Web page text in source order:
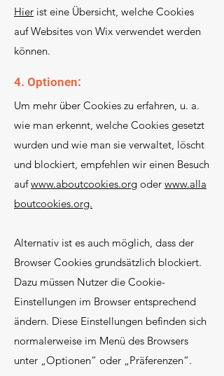
Hier ist eine Übersicht, welche Cookies
auf Websites von Wix verwendet werden
können.
4. Optionen:
Um mehr über Cookies zu erfahren, u. a.
wie man erkennt, welche Cookies gesetzt
wurden und wie man sie verwaltet, löscht
und blockiert, empfehlen wir einen Besuch
aufwww.aboutcookies.org oder www.alla
boutcookies.org.
Alternativ ist es auch möglich, dass der
Browser Cookies grundsätzlich blockiert.
Dazu müssen Nutzer die Cookie-
Einstellungen im Browser entsprechend
ändern. Diese Einstellungen befinden sich
normalerweise im Menü des Browsers
unter „Optionen“ oder „Präferenzen“.